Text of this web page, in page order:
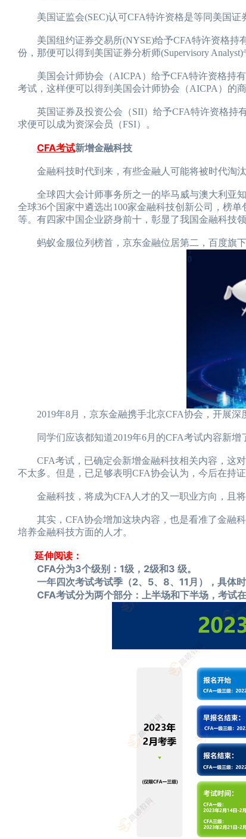
美国证监会(SEC)认可CFA特许资格是等同美国证券
美国纽约证券交易所(NYSE)给予CFA特许资格持有
份，那便可以得到美国证券分析师(Supervisory Analyst)
美国会计师协会（AICPA）给予CFA特许资格持有
考试，这样便可以得到美国会计师协会（AICPA）的
英国证券及投资公会（SII）给予CFA特许资格持
求便可以成为资深会员（FSI）。
CFA考试新增金融科技
金融科技时代到来，有些金融人可能将被时代淘汰
全球四大会计师事务所之一的毕马威与澳大利亚知
全球36个国家中遴选出100家金融科技创新公司，榜
等。有四家中国企业跻身前十，彰显了我国金融科技领
蚂蚁金服位列榜首，京东金融位居第二，百度旗下
2019年8月，京东金融携手北京CFA协会，开展深
同学们应该都知道2019年6月的CFA考试内容新增
CFA考试，已确定会新增金融科技相关内容，这对
不太多。但是，已足够表明CFA协会认为，今后在持
金融科技，将成为CFA人才的又一职业方向，且将
其实，CFA协会增加这块内容，也是看准了金融科
培养金融科技方面的人才。
延伸阅读：
CFA分为3个级别：1级，2级和3 级。
一年四次考试考试季（2、5、8、11月），具体时
CFA考试分为两个部分：上半场和下半场，考试在